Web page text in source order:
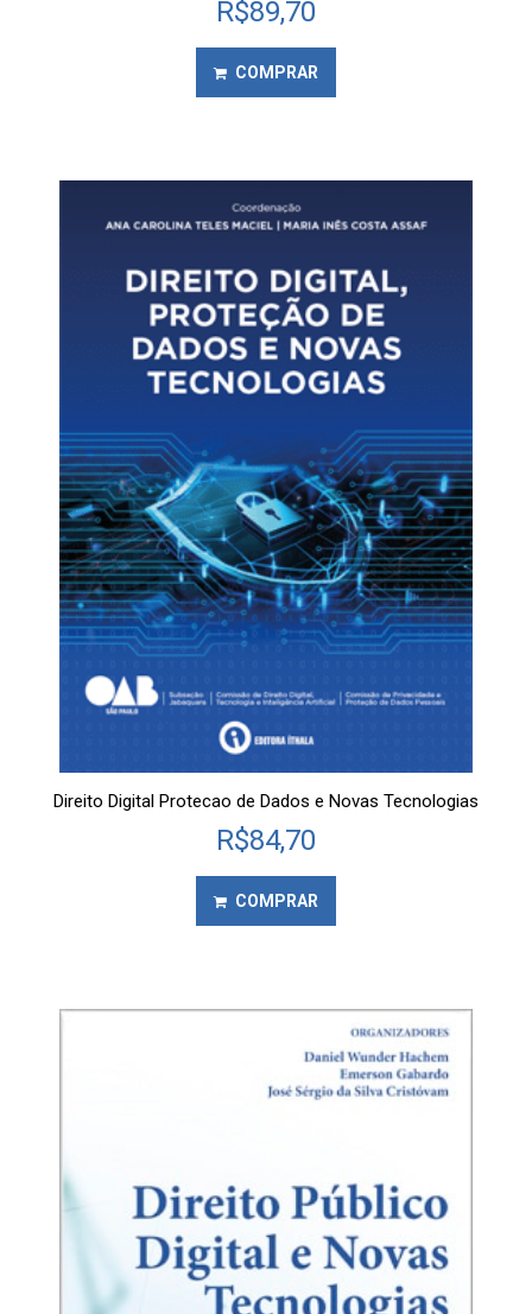
R$89,70
COMPRAR
Direito Digital Protecao de Dados e Novas Tecnologias
R$84,70
COMPRAR